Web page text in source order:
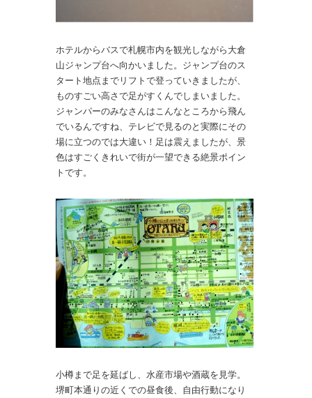
ホテルからバスで札幌市内を観光しながら大倉
山ジャンプ台へ向かいました。ジャンプ台のス
タート地点までリフトで登っていきましたが、
ものすごい高さで足がすくんでしまいました。
ジャンパーのみなさんはこんなところから飛ん
でいるんですね、テレビで見るのと実際にその
場に立つのでは大違い！足は震えましたが、景
色はすごくきれいで街が一望できる絶景ポイン
トです。
小樽まで足を延ばし、水産市場や酒蔵を見学。
堺町本通りの近くでの昼食後、自由行動になり